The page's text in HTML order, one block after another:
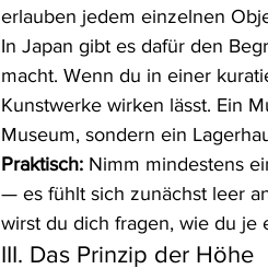
erlauben jedem einzelnen
In Japan gibt es dafür den
macht. Wenn du in einer
Kunstwerke wirken lässt. Ein
Museum, sondern ein
Praktisch: Nimm mindestens
— es fühlt sich zunächst leer
wirst du dich fragen, wie du je
III. Das Prinzip der Höhe